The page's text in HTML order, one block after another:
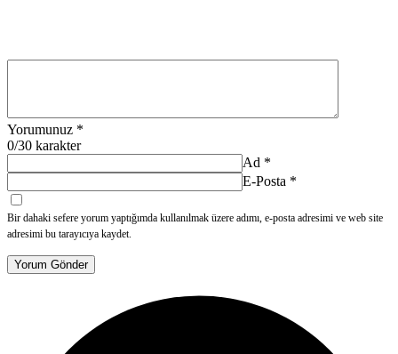
Yorumunuz *
0/30 karakter
Ad *
E-Posta *
Bir dahaki sefere yorum yaptığımda kullanılmak üzere adımı, e-posta adresimi ve web site
adresimi bu tarayıcıya kaydet.
Yorum Gönder